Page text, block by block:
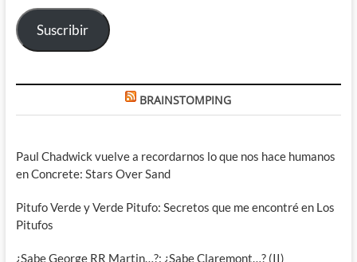
electrónico
Suscribir
BRAINSTOMPING
Paul Chadwick vuelve a recordarnos lo que nos hace humanos
en Concrete: Stars Over Sand
Pitufo Verde y Verde Pitufo: Secretos que me encontré en Los
Pitufos
¿Sabe George RR Martin…?: ¿Sabe Claremont…? (II)